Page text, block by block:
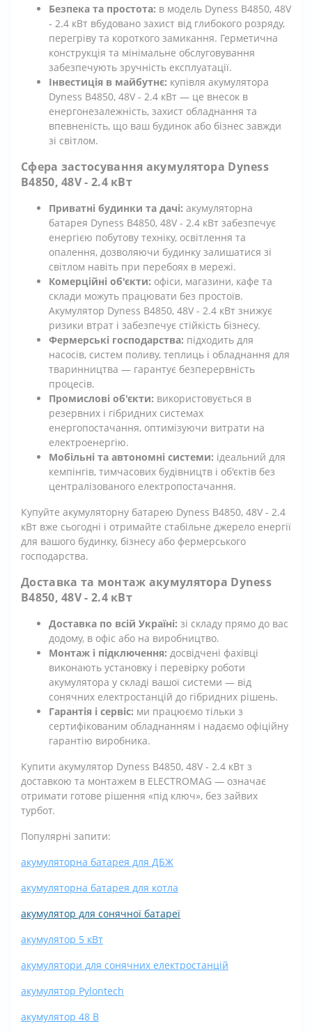
Безпека та простота: в модель Dyness B4850, 48V
- 2.4 кВт вбудовано захист від глибокого розряду,
перегріву та короткого замикання. Герметична
конструкція та мінімальне обслуговування
забезпечують зручність експлуатації.
Інвестиція в майбутнє: купівля акумулятора
Dyness B4850, 48V - 2.4 кВт — це внесок в
енергонезалежність, захист обладнання та
впевненість, що ваш будинок або бізнес завжди
зі світлом.
Сфера застосування акумулятора Dyness
B4850, 48V - 2.4 кВт
Приватні будинки та дачі: акумуляторна
батарея Dyness B4850, 48V - 2.4 кВт забезпечує
енергією побутову техніку, освітлення та
опалення, дозволяючи будинку залишатися зі
світлом навіть при перебоях в мережі.
Комерційні об'єкти: офіси, магазини, кафе та
склади можуть працювати без простоїв.
Акумулятор Dyness B4850, 48V - 2.4 кВт знижує
ризики втрат і забезпечує стійкість бізнесу.
Фермерські господарства: підходить для
насосів, систем поливу, теплиць і обладнання для
тваринництва — гарантує безперервність
процесів.
Промислові об'єкти: використовується в
резервних і гібридних системах
енергопостачання, оптимізуючи витрати на
електроенергію.
Мобільні та автономні системи: ідеальний для
кемпінгів, тимчасових будівництв і об'єктів без
централізованого електропостачання.
Купуйте акумуляторну батарею Dyness B4850, 48V - 2.4
кВт вже сьогодні і отримайте стабільне джерело енергії
для вашого будинку, бізнесу або фермерського
господарства.
Доставка та монтаж акумулятора Dyness
B4850, 48V - 2.4 кВт
Доставка по всій Україні: зі складу прямо до вас
додому, в офіс або на виробництво.
Монтаж і підключення: досвідчені фахівці
виконають установку і перевірку роботи
акумулятора у складі вашої системи — від
сонячних електростанцій до гібридних рішень.
Гарантія і сервіс: ми працюємо тільки з
сертифікованим обладнанням і надаємо офіційну
гарантію виробника.
Купити акумулятор Dyness B4850, 48V - 2.4 кВт з
доставкою та монтажем в ELECTROMAG — означає
отримати готове рішення «під ключ», без зайвих
турбот.
Популярні запити:
акумуляторна батарея для ДБЖ
акумуляторна батарея для котла
акумулятор для сонячної батареї
акумулятор 5 кВт
акумулятори для сонячних електростанцій
акумулятор Pylontech
акумулятор 48 В